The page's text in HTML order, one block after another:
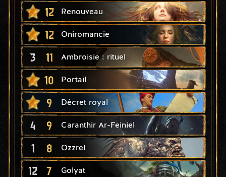
12 Renouveau
12 Oniromancie
3 11 Ambroisie : rituel
10 Portail
9 Décret royal
4 9 Caranthir Ar-Feiniel
1 8 Ozzrel
12 7 Golyat